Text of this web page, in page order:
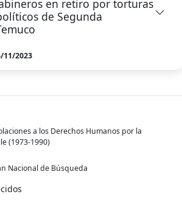
en retiro por torturas
de Segunda
11/2023
a los Derechos Humanos por la
(1973-1990)
Nacional de Búsqueda